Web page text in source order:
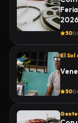
2026
50
El Sol
50